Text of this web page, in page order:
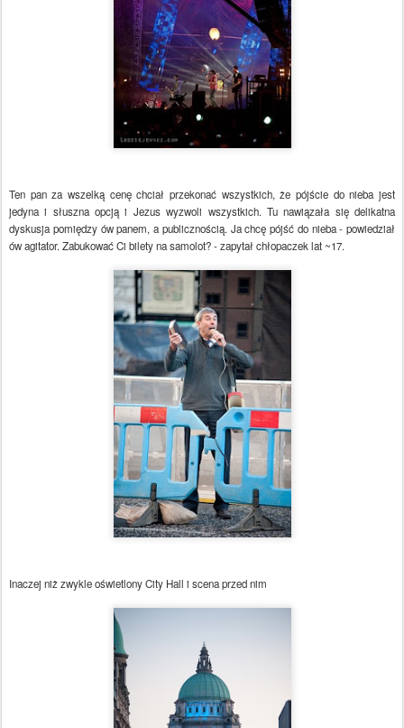
Ten pan za wszelką cenę chciał przekonać wszystkich, że pójście do nieba jest
jedyna i słuszna opcją i Jezus wyzwoli wszystkich. Tu nawiązała się delikatna
dyskusja pomiędzy ów panem, a publicznością. Ja chcę pójść do nieba - powiedział
ów agitator. Zabukować Ci bilety na samolot? - zapytał chłopaczek lat ~17.
Inaczej niż zwykle oświetlony City Hall i scena przed nim